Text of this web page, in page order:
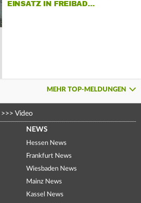
EINSATZ IN FREIBAD…
MEHR TOP-MELDUNGEN
>>> Video
NEWS
Hessen News
Frankfurt News
Wiesbaden News
Mainz News
Kassel News